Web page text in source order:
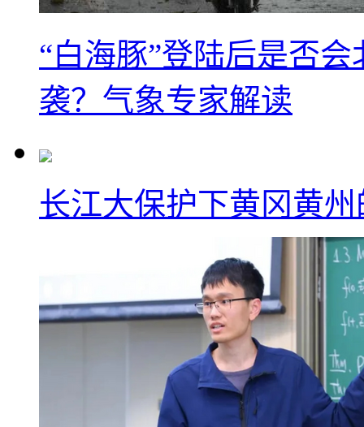
“白海豚”登陆后是否
袭？气象专家解读
长江大保护下黄冈黄